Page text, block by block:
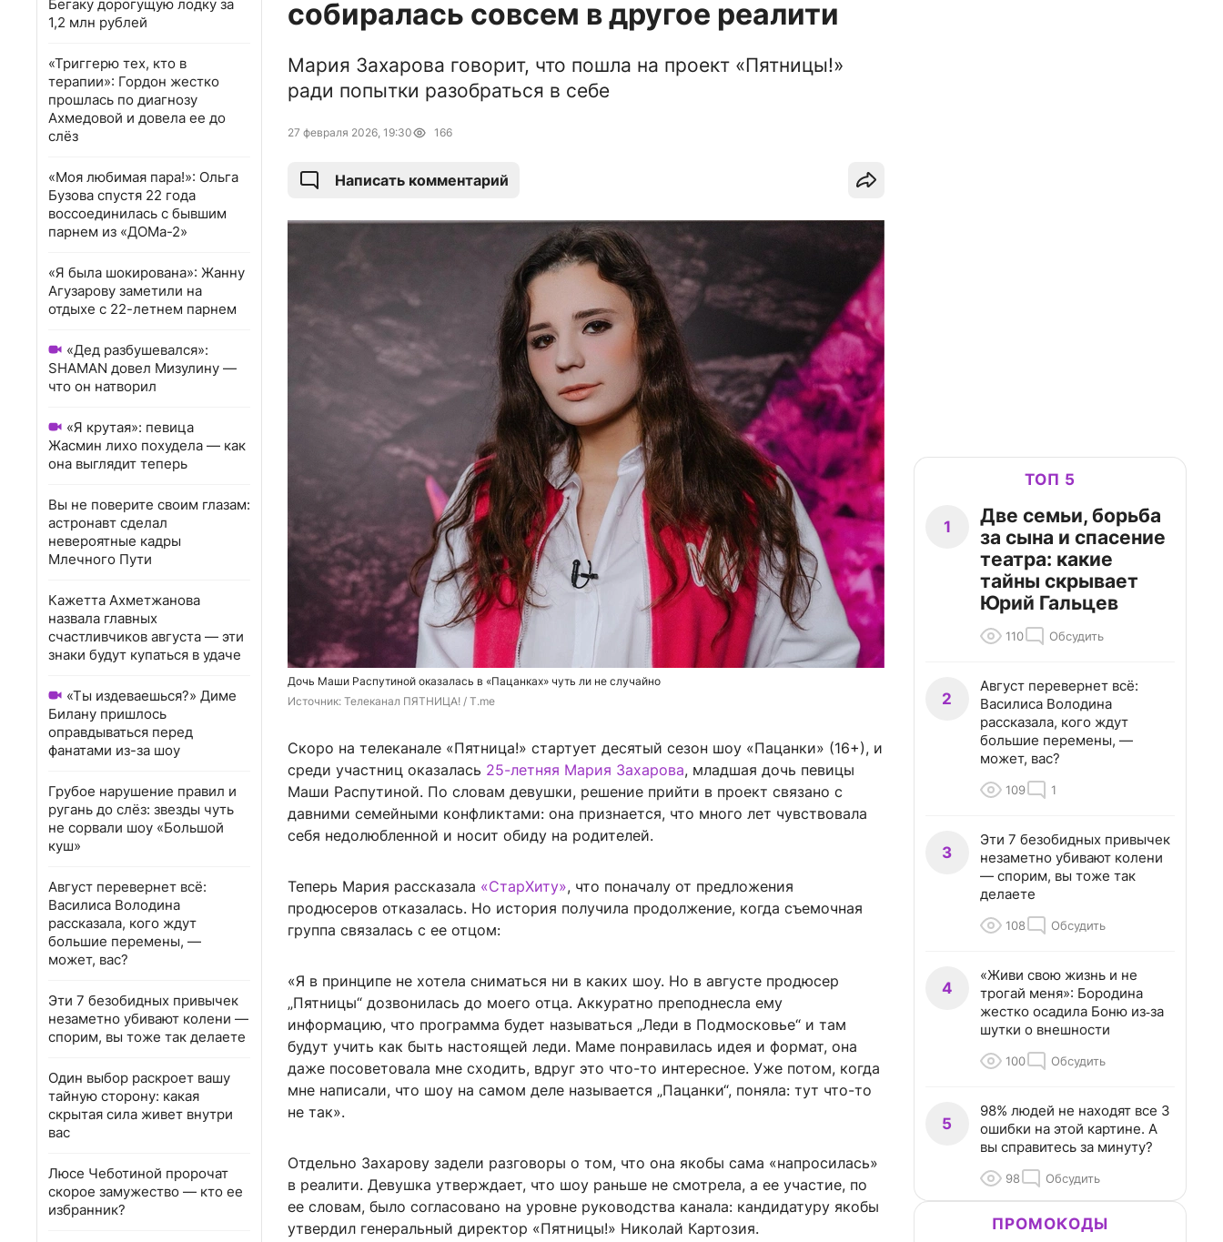
Бегаку дорогущую лодку за
1,2 млн рублей
«Триггерю тех, кто в
терапии»: Гордон жестко
прошлась по диагнозу
Ахмедовой и довела ее до
слёз
«Моя любимая пара!»: Ольга
Бузова спустя 22 года
воссоединилась с бывшим
парнем из «ДОМа-2»
«Я была шокирована»: Жанну
Агузарову заметили на
отдыхе с 22-летнем парнем
«Дед разбушевался»:
SHAMAN довел Мизулину —
что он натворил
«Я крутая»: певица
Жасмин лихо похудела — как
она выглядит теперь
Вы не поверите своим глазам:
астронавт сделал
невероятные кадры
Млечного Пути
Кажетта Ахметжанова
назвала главных
счастливчиков августа — эти
знаки будут купаться в удаче
«Ты издеваешься?» Диме
Билану пришлось
оправдываться перед
фанатами из-за шоу
Грубое нарушение правил и
ругань до слёз: звезды чуть
не сорвали шоу «Большой
куш»
Август перевернет всё:
Василиса Володина
рассказала, кого ждут
большие перемены, —
может, вас?
Эти 7 безобидных привычек
незаметно убивают колени —
спорим, вы тоже так делаете
Один выбор раскроет вашу
тайную сторону: какая
скрытая сила живет внутри
вас
Люсе Чеботиной пророчат
скорое замужество — кто ее
избранник?
собиралась совсем в другое реалити
Мария Захарова говорит, что пошла на проект «Пятницы!»
ради попытки разобраться в себе
27 февраля 2026, 19:30 166
Написать комментарий
Дочь Маши Распутиной оказалась в «Пацанках» чуть ли не случайно
Источник: Телеканал ПЯТНИЦА! / T.me
Скоро на телеканале «Пятница!» стартует десятый сезон шоу «Пацанки» (16+), и
среди участниц оказалась 25-летняя Мария Захарова, младшая дочь певицы
Маши Распутиной. По словам девушки, решение прийти в проект связано с
давними семейными конфликтами: она признается, что много лет чувствовала
себя недолюбленной и носит обиду на родителей.
Теперь Мария рассказала «СтарХиту», что поначалу от предложения
продюсеров отказалась. Но история получила продолжение, когда съемочная
группа связалась с ее отцом:
«Я в принципе не хотела сниматься ни в каких шоу. Но в августе продюсер
„Пятницы“ дозвонилась до моего отца. Аккуратно преподнесла ему
информацию, что программа будет называться „Леди в Подмосковье“ и там
будут учить как быть настоящей леди. Маме понравилась идея и формат, она
даже посоветовала мне сходить, вдруг это что-то интересное. Уже потом, когда
мне написали, что шоу на самом деле называется „Пацанки“, поняла: тут что-то
не так».
Отдельно Захарову задели разговоры о том, что она якобы сама «напросилась»
в реалити. Девушка утверждает, что шоу раньше не смотрела, а ее участие, по
ее словам, было согласовано на уровне руководства канала: кандидатуру якобы
утвердил генеральный директор «Пятницы!» Николай Картозия.
ТОП 5
1
Две семьи, борьба
за сына и спасение
театра: какие
тайны скрывает
Юрий Гальцев
110 Обсудить
2
Август перевернет всё:
Василиса Володина
рассказала, кого ждут
большие перемены, —
может, вас?
109 1
3
Эти 7 безобидных привычек
незаметно убивают колени
— спорим, вы тоже так
делаете
108 Обсудить
4
«Живи свою жизнь и не
трогай меня»: Бородина
жестко осадила Боню из‑за
шутки о внешности
100 Обсудить
5
98% людей не находят все 3
ошибки на этой картине. А
вы справитесь за минуту?
98 Обсудить
ПРОМОКОДЫ